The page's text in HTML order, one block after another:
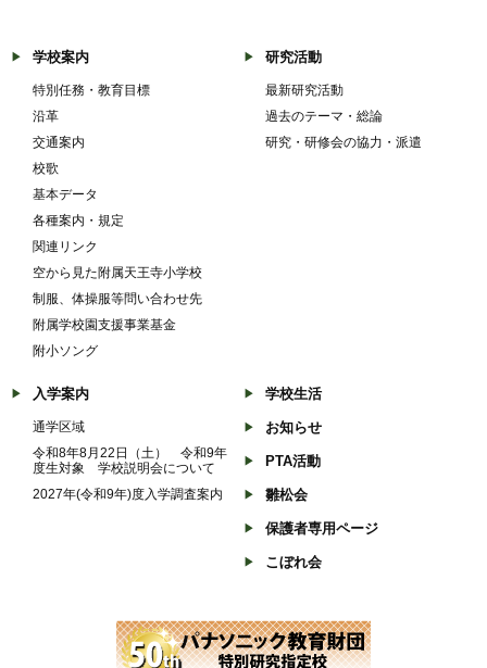
学校案内
特別任務・教育目標
沿革
交通案内
校歌
基本データ
各種案内・規定
関連リンク
空から見た附属天王寺小学校
制服、体操服等問い合わせ先
附属学校園支援事業基金
附小ソング
研究活動
最新研究活動
過去のテーマ・総論
研究・研修会の協力・派遣
入学案内
通学区域
令和8年8月22日（土） 令和9年
度生対象 学校説明会について
2027年(令和9年)度入学調査案内
学校生活
お知らせ
PTA活動
雛松会
保護者専用ページ
こぼれ会